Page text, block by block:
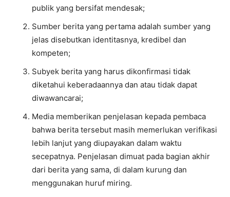
publik yang bersifat mendesak;
Sumber berita yang pertama adalah sumber yang
jelas disebutkan identitasnya, kredibel dan
kompeten;
Subyek berita yang harus dikonfirmasi tidak
diketahui keberadaannya dan atau tidak dapat
diwawancarai;
Media memberikan penjelasan kepada pembaca
bahwa berita tersebut masih memerlukan verifikasi
lebih lanjut yang diupayakan dalam waktu
secepatnya. Penjelasan dimuat pada bagian akhir
dari berita yang sama, di dalam kurung dan
menggunakan huruf miring.